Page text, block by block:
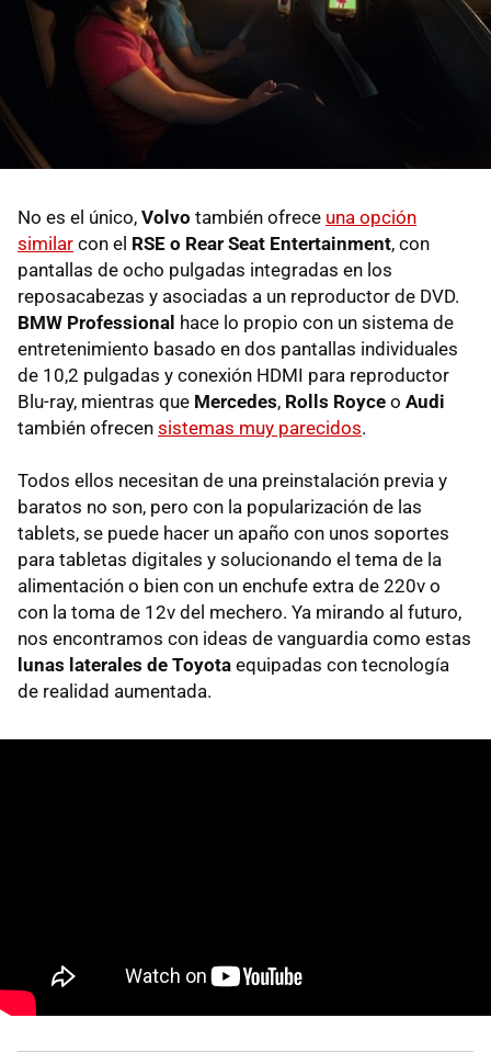
No es el único, Volvo también ofrece una opción
similar con el RSE o Rear Seat Entertainment, con
pantallas de ocho pulgadas integradas en los
reposacabezas y asociadas a un reproductor de DVD.
BMW Professional hace lo propio con un sistema de
entretenimiento basado en dos pantallas individuales
de 10,2 pulgadas y conexión HDMI para reproductor
Blu-ray, mientras que Mercedes, Rolls Royce o Audi
también ofrecen sistemas muy parecidos.
Todos ellos necesitan de una preinstalación previa y
baratos no son, pero con la popularización de las
tablets, se puede hacer un apaño con unos soportes
para tabletas digitales y solucionando el tema de la
alimentación o bien con un enchufe extra de 220v o
con la toma de 12v del mechero. Ya mirando al futuro,
nos encontramos con ideas de vanguardia como estas
lunas laterales de Toyota equipadas con tecnología
de realidad aumentada.